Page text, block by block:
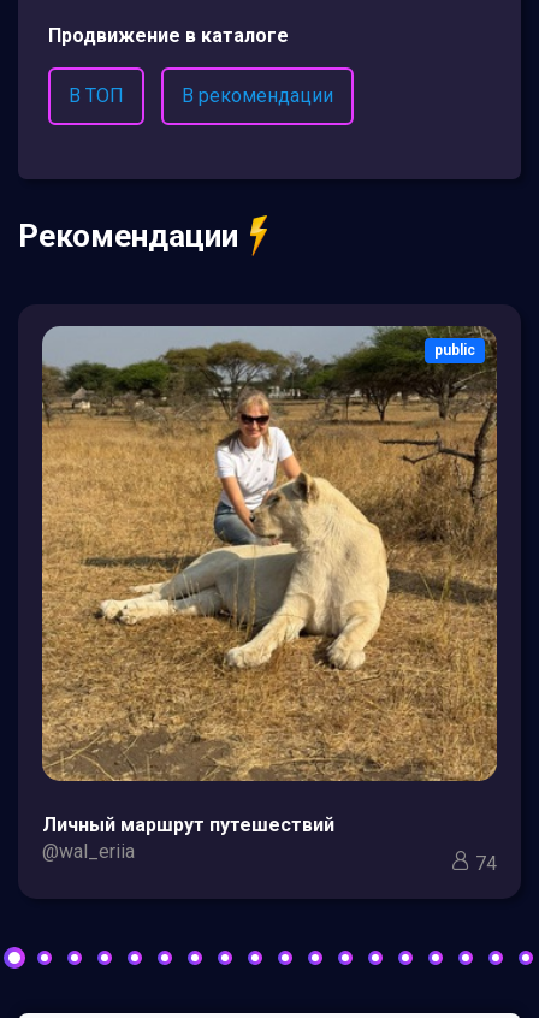
Продвижение в каталоге
В ТОП В рекомендации
Рекомендации
public
Личный маршрут путешествий
@wal_eriia
74